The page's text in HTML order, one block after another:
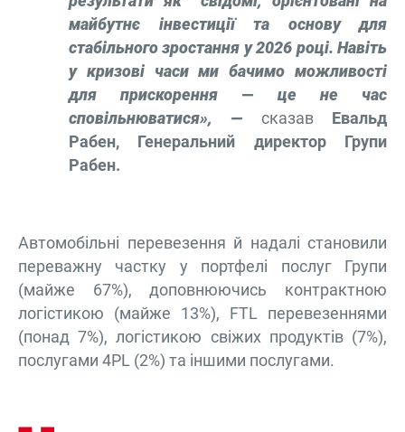
майбутнє інвестиції та основу для
стабільного зростання у 2026 році. Навіть
у кризові часи ми бачимо можливості
для прискорення — це не час
сповільнюватися», — сказав Евальд
Рабен, Генеральний директор Групи
Рабен.
Автомобільні перевезення й надалі становили
переважну частку у портфелі послуг Групи
(майже 67%), доповнюючись контрактною
логістикою (майже 13%), FTL перевезеннями
(понад 7%), логістикою свіжих продуктів (7%),
послугами 4PL (2%) та іншими послугами.